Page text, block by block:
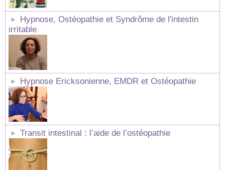
Hypnose, Ostéopathie et Syndrôme de l'intestin
irritable
Hypnose Ericksonienne, EMDR et Ostéopathie
Transit intestinal : l’aide de l’ostéopathie